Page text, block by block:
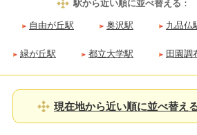
駅から近い順に並べ替える ：
自由が丘駅 奥沢駅 九品仏
緑が丘駅 都立大学駅 田園調
現在地から近い順に並べ替え